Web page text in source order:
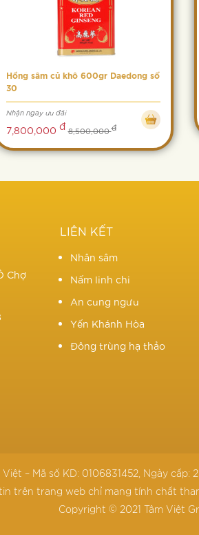
Hồng sâm củ khô 600gr Daedong số
30
Nhận ngay ưu đãi
7,800,000 đ 8,500,000đ
Chợ
LIÊN KẾT
Nhân sâm
Nấm linh chi
An cung ngưu
Yến Khánh Hòa
Đông trùng hạ thảo
– Mã số KD: 0106831452, Ngày
trên trang web chỉ mang tính chất
Copyright © 2021 Tâm Việt